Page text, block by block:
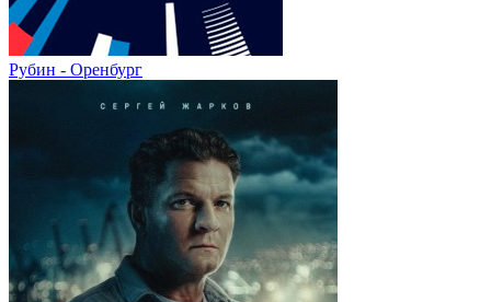
Рубин - Оренбург